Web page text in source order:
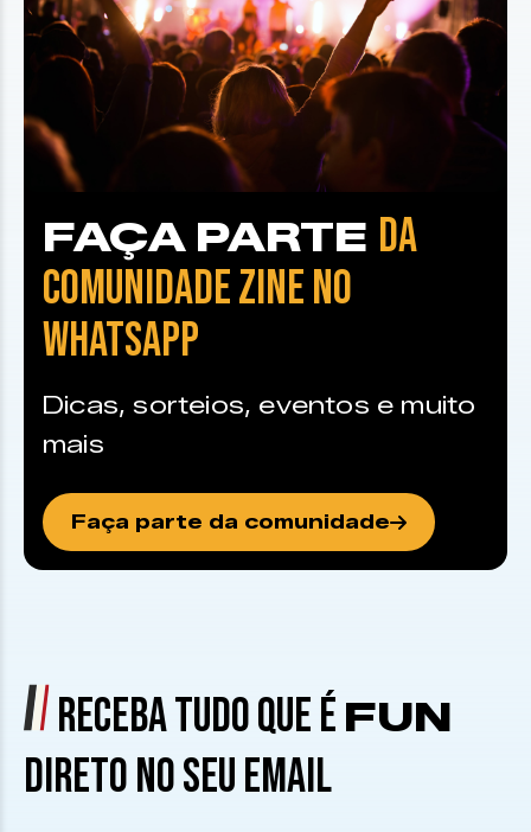
FAÇA PARTE DA
COMUNIDADE ZINE NO
WHATSAPP
Dicas, sorteios, eventos e muito
mais
Faça parte da comunidade
RECEBA TUDO QUE É FUN
DIRETO NO SEU EMAIL